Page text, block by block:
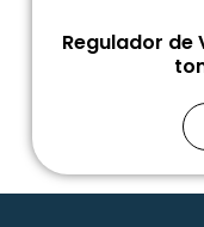
Regulador de